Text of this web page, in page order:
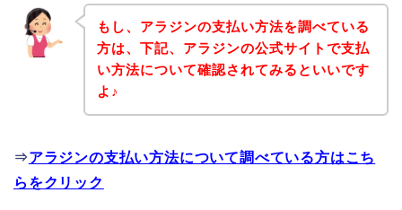
もし、アラジンの支払い方法を調べている
方は、下記、アラジンの公式サイトで支払
い方法について確認されてみるといいです
よ♪
⇒アラジンの支払い方法について調べている方はこち
らをクリック